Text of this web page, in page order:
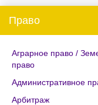
Право
Аграрное право /
право
Административное
Арбитраж